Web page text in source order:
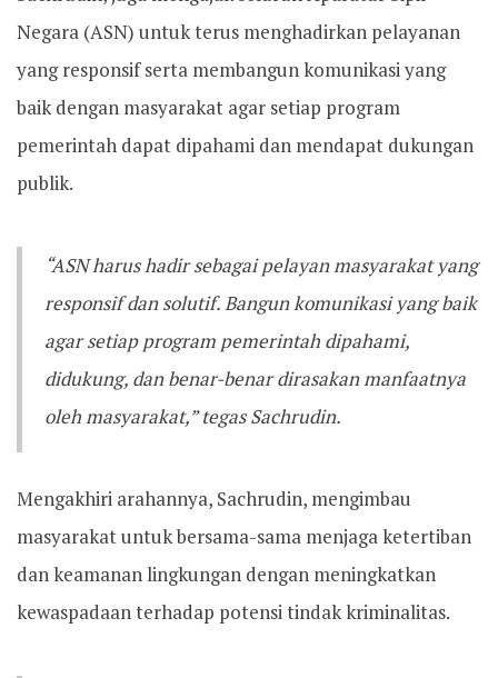
Negara (ASN) untuk terus menghadirkan pelayanan
yang responsif serta membangun komunikasi yang
baik dengan masyarakat agar setiap program
pemerintah dapat dipahami dan mendapat dukungan
publik.
“ASN harus hadir sebagai pelayan masyarakat yang
responsif dan solutif. Bangun komunikasi yang baik
agar setiap program pemerintah dipahami,
didukung, dan benar-benar dirasakan manfaatnya
oleh masyarakat,” tegas Sachrudin.
Mengakhiri arahannya, Sachrudin, mengimbau
masyarakat untuk bersama-sama menjaga ketertiban
dan keamanan lingkungan dengan meningkatkan
kewaspadaan terhadap potensi tindak kriminalitas.